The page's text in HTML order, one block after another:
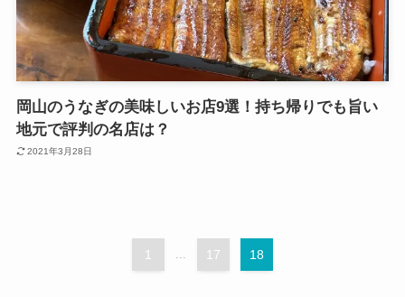
岡山のうなぎの美味しいお店9選！持ち帰りでも旨い
地元で評判の名店は？
2021年3月28日
1 17 18